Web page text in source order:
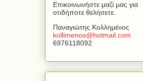
Επικοινωνήστε μαζί μας για
οτιδήποτε θελήσετε.
Παναγιώτης Κολλημένος
kollimenos@hotmail com
6976118092